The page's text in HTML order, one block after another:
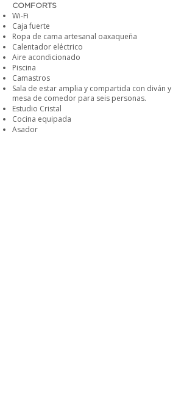
COMFORTS
Wi-Fi
Caja fuerte
Ropa de cama artesanal oaxaqueña
Calentador eléctrico
Aire acondicionado
Piscina
Camastros
Sala de estar amplia y compartida con diván y
mesa de comedor para seis personas.
Estudio Cristal
Cocina equipada
Asador